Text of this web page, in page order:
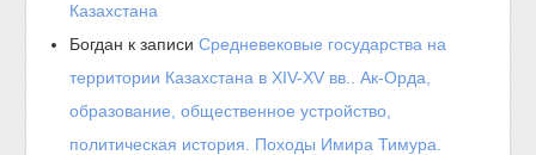
Казахстана
Богдан к записиСредневековые государства на
территории Казахстана в XIV-XV вв.. Ак-Орда,
образование, общественное устройство,
политическая история. Походы Имира Тимура.